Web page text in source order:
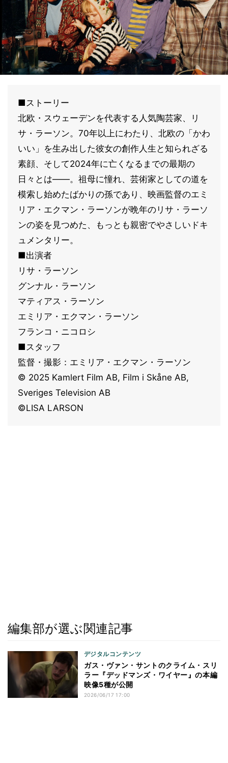
■ストーリー
北欧・スウェーデンを代表する人気陶芸家、リ
サ・ラーソン。70年以上にわたり、北欧の「かわ
いい」を生み出した彼女の創作人生と知られざる
素顔、そして2024年に亡くなるまでの最期の
日々とは——。祖母に憧れ、芸術家としての道を
模索し始めたばかりの孫であり、映画監督のエミ
リア・エクマン・ラーソンが晩年のリサ・ラーソ
ンの姿を見つめた、もっとも親密でやさしいドキ
ュメンタリー。
■出演者
リサ・ラーソン
グンナル・ラーソン
マティアス・ラーソン
エミリア・エクマン・ラーソン
フランコ・ニコロシ
■スタッフ
監督・撮影：エミリア・エクマン・ラーソン
© 2025 Kamlert Film AB, Film i Skåne AB,
Sveriges Television AB
©LISA LARSON
編集部が選ぶ関連記事
デジタルコンテンツ
ガス・ヴァン・サントのクライム・スリ
ラー『デッドマンズ・ワイヤー』の本編
映像5種が公開
2026/06/17 17:00